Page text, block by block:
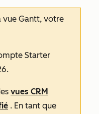
vue Gantt, votre
Starter
vues CRM
. En tant que